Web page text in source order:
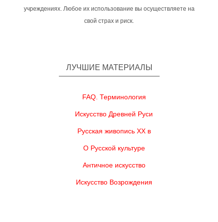
учреждениях. Любое их использование вы осуществляете на
свой страх и риск.
ЛУЧШИЕ МАТЕРИАЛЫ
FAQ. Терминология
Искусство Древней Руси
Русская живопись XX в
О Русской культуре
Античное искусство
Искусство Возрождения